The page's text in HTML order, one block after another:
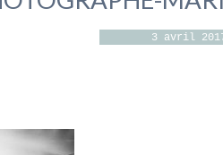
3 avril